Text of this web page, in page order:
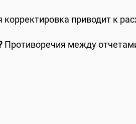
приводит к
Противоречия между